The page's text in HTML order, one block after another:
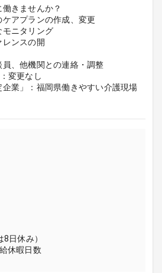
働きませんか？
アプランの作成、変更
リング
スの開
関との連絡・調整
変更なし
企業」：福岡県働きやすい介護現場
日休み）
休暇日数